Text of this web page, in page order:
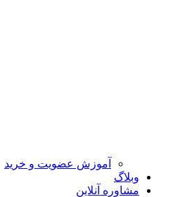
آموزش عضویت و خرید
وبلاگ
مشاوره آنلاین